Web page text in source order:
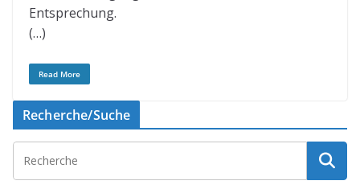
Entsprechung.
(…)
Read More
Recherche/Suche